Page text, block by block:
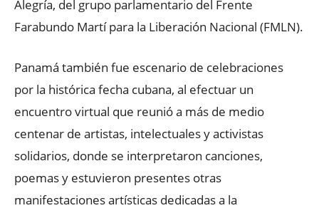
Alegría, del grupo parlamentario del Frente
Farabundo Martí para la Liberación Nacional (FMLN).
Panamá también fue escenario de celebraciones
por la histórica fecha cubana, al efectuar un
encuentro virtual que reunió a más de medio
centenar de artistas, intelectuales y activistas
solidarios, donde se interpretaron canciones,
poemas y estuvieron presentes otras
manifestaciones artísticas dedicadas a la